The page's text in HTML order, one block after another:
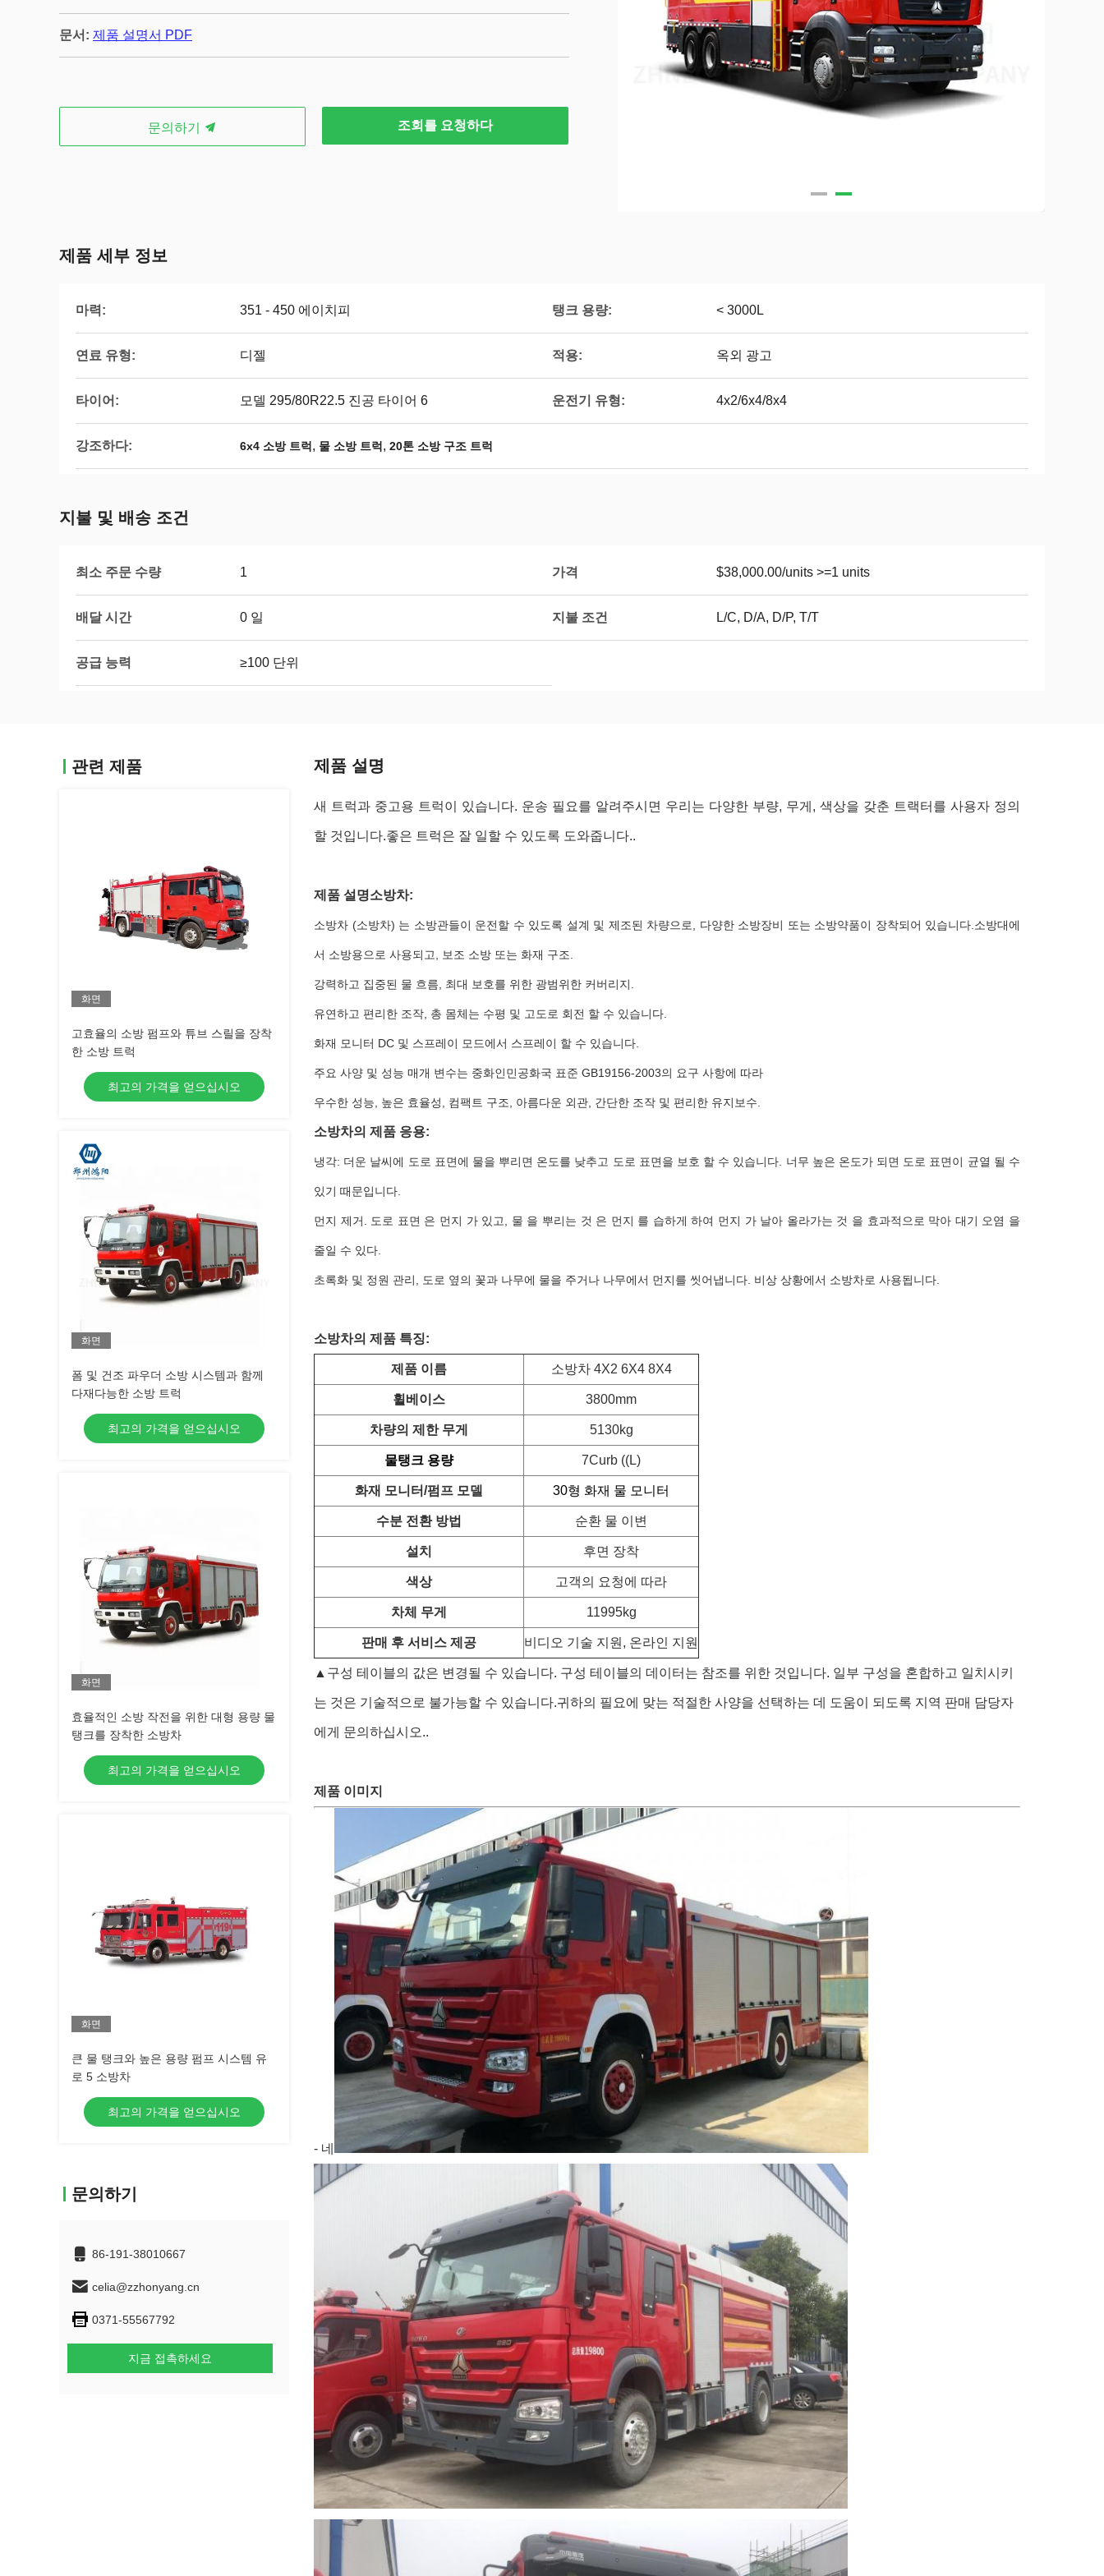
문서: 제품 설명서 PDF
문의하기 조회를 요청하다
제품 세부 정보
마력: 351 - 450 에이치피 탱크 용량: < 3000L
연료 유형: 디젤 적용: 옥외 광고
타이어: 모델 295/80R22.5 진공 타이어 6 운전기 유형: 4x2/6x4/8x4
강조하다: 6x4 소방 트럭 , 물 소방 트럭 , 20톤 소방 구조 트럭
지불 및 배송 조건
최소 주문 수량 1 가격 $38,000.00/units >=1 units
배달 시간 0 일 지불 조건 L/C, D/A, D/P, T/T
공급 능력 ≥100 단위
관련 제품
화면
고효율의 소방 펌프와 튜브 스릴을 장착
한 소방 트럭
최고의 가격을 얻으십시오
화면
폼 및 건조 파우더 소방 시스템과 함께
다재다능한 소방 트럭
최고의 가격을 얻으십시오
화면
효율적인 소방 작전을 위한 대형 용량 물
탱크를 장착한 소방차
최고의 가격을 얻으십시오
화면
큰 물 탱크와 높은 용량 펌프 시스템 유
로 5 소방차
최고의 가격을 얻으십시오
문의하기
86-191-38010667
celia@zzhonyang.cn
0371-55567792
지금 접촉하세요
제품 설명
새 트럭과 중고용 트럭이 있습니다. 운송 필요를 알려주시면 우리는 다양한 부량, 무게, 색상을 갖춘 트랙터를 사용자 정의
할 것입니다.좋은 트럭은 잘 일할 수 있도록 도와줍니다..
제품 설명소방차:
소방차 (소방차) 는 소방관들이 운전할 수 있도록 설계 및 제조된 차량으로, 다양한 소방장비 또는 소방약품이 장착되어 있습니다.소방대에
서 소방용으로 사용되고, 보조 소방 또는 화재 구조.
강력하고 집중된 물 흐름, 최대 보호를 위한 광범위한 커버리지.
유연하고 편리한 조작, 총 몸체는 수평 및 고도로 회전 할 수 있습니다.
화재 모니터 DC 및 스프레이 모드에서 스프레이 할 수 있습니다.
주요 사양 및 성능 매개 변수는 중화인민공화국 표준 GB19156-2003의 요구 사항에 따라
우수한 성능, 높은 효율성, 컴팩트 구조, 아름다운 외관, 간단한 조작 및 편리한 유지보수.
소방차의 제품 응용:
냉각: 더운 날씨에 도로 표면에 물을 뿌리면 온도를 낮추고 도로 표면을 보호 할 수 있습니다. 너무 높은 온도가 되면 도로 표면이 균열 될 수
있기 때문입니다.
먼지 제거. 도로 표면 은 먼지 가 있고, 물 을 뿌리는 것 은 먼지 를 습하게 하여 먼지 가 날아 올라가는 것 을 효과적으로 막아 대기 오염 을
줄일 수 있다.
초록화 및 정원 관리, 도로 옆의 꽃과 나무에 물을 주거나 나무에서 먼지를 씻어냅니다. 비상 상황에서 소방차로 사용됩니다.
소방차의 제품 특징:
제품 이름 소방차 4X2 6X4 8X4
휠베이스 3800mm
차량의 제한 무게 5130kg
물탱크 용량 7Curb ((L)
화재 모니터/펌프 모델 30형 화재 물 모니터
수분 전환 방법 순환 물 이변
설치 후면 장착
색상 고객의 요청에 따라
차체 무게 11995kg
판매 후 서비스 제공 비디오 기술 지원, 온라인 지원
▲구성 테이블의 값은 변경될 수 있습니다. 구성 테이블의 데이터는 참조를 위한 것입니다. 일부 구성을 혼합하고 일치시키
는 것은 기술적으로 불가능할 수 있습니다.귀하의 필요에 맞는 적절한 사양을 선택하는 데 도움이 되도록 지역 판매 담당자
에게 문의하십시오..
제품 이미지
- 네